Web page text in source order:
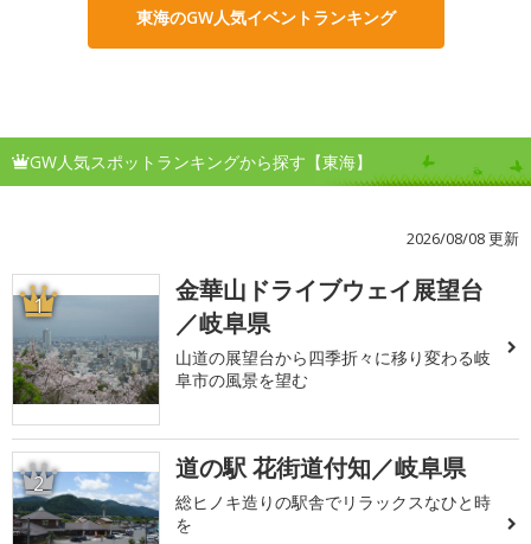
東海のGW人気イベントランキング
GW人気スポットランキングから探す【東海】
2026/08/08 更新
1
金華山ドライブウェイ展望台
／岐阜県
山道の展望台から四季折々に移り変わる岐
阜市の風景を望む
2 道の駅 花街道付知／岐阜県
総ヒノキ造りの駅舎でリラックスなひと時
を